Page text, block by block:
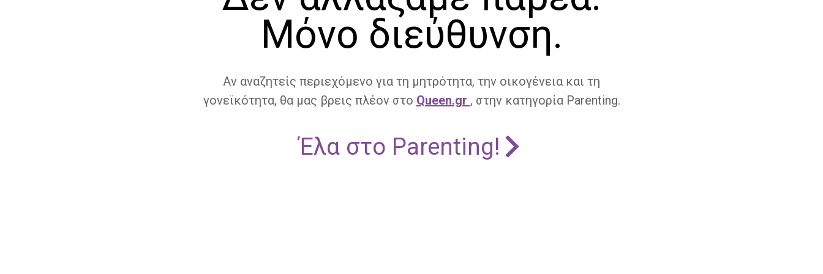
Μόνο διεύθυνση.
Αν αναζητείς περιεχόμενο για τη μητρότητα, την οικογένεια και τη
γονεϊκότητα, θα μας βρεις πλέον στο Queen.gr , στην κατηγορία Parenting.
Έλα στο Parenting!